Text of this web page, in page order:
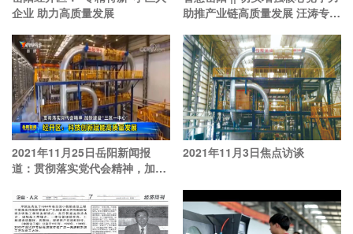
企业 助力高质量发展
助推产业链高质量发展 汪涛专题
2021年11月25日岳阳新闻报
道：贯彻落实党代会精神，加快
2021年11月3日焦点访谈